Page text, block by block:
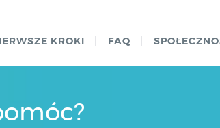
KROKI FAQ